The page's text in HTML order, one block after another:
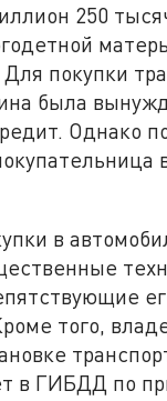
250
покупки
была
Однако
в
того,
в ГИБДД по